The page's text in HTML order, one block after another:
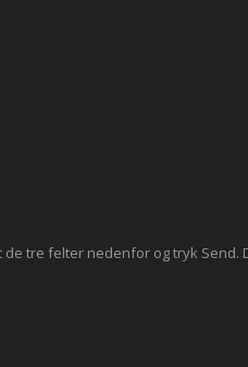
tre felter nedenfor og tryk Send.